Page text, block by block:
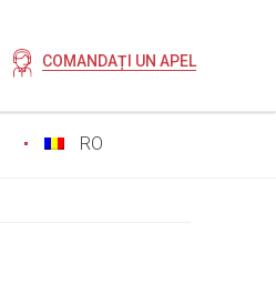
COMANDAȚI UN APEL
RO